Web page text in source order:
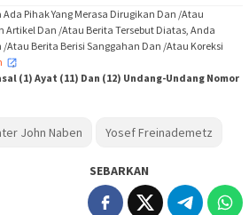
Ada Pihak Yang Merasa Dirugikan Dan /Atau
Artikel Dan /Atau Berita Tersebut Diatas, Anda
Berita Berisi Sanggahan Dan /Atau Koreksi
,
(1) Ayat (11) Dan (12) Undang-Undang Nomor
John Naben Yosef Freinademetz
SEBARKAN